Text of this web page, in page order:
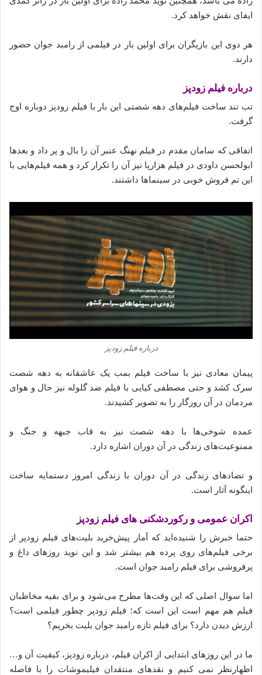
ایفای نقش خواهد کرد.
هر دوی این بازیگران برای اولین بار در فیلمی از رامبد جوان حضور
دارند.
درباره فیلم زودپز
تب تند ساخت فیلم‌های دهه شصتی این بار با فیلم زودپز دوباره اوج
گرفت.
اتفاقی که سامان مقدم در فیلم نهنگ عنبر آن را بال و پر داد و بعدها
ابولحسن داودی در فیلم هزارپا نیز آن را تکرار کرد و همه فیلم‌هایی با
این تم فروش خوبی در سینماها داشتند.
درباره فیلم زودپز
پیمان معادی نیز با ساخت فیلم بمب یک عاشقانه به دهه شصت
سرک کشد و حتی مصطفی کیایی با فیلم ضد گلوله نیز حال و هوای
مردمان در آن روزگار را به تصویر کشیدند.
عمده شوخی‌ها با دهه شصت نیز به قاب جبهه و جنگ و
ممنوعیت‌های زندگی در آن دوران اشاره دارد.
و تضادهای زندگی در آن دوران با زندگی امروز دستمایه ساخت
اینگونه آثار است.
اکران عمومی و رکوردشکنی‌ های فیلم زودپز
حتما خبرش را شنیده‌اید که آمار پیش‌خرید بلیت‌های فیلم زودپر از
برخی فیلم‌های روی پرده هم بیشتر شد و این نوید روزهای داغ و
پرفروشی برای فیلم رامبد جوان است.
اما سوال اصلی که این وقت‌ها مطرح می‌شود و برای بقیه مخاطبان
فیلم هم مهم است این است که؛ فیلم زودپر چطور فیلمی است؟
ارزش دیدن دارد؟ برای فیلم تازه رامبد جوان بلیت بخریم؟
ما در این روزهای ابتدایی از اکران فیلم، درباره زودپز، کیفیت آن و…
اظهارنظر نمی‌ کنیم و نقدهای منتقدان فیلیموشات را با فاصله